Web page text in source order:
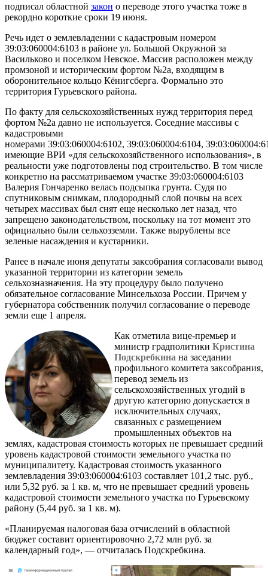
подписал областной закон о переводе этого участка тоже в
рекордно короткие сроки 19 июня.
Речь идет о землевладении с кадастровым номером
39:03:060004:6103 в районе ул. Большой Окружной за
Васильково и поселком Невское. Массив расположен между
промзоной и историческим фортом №2а, входящим в
оборонительное кольцо Кёнигсберга. Формально это
территория Гурьевского района.
По факту для сельскохозяйственных нужд территория перед
фортом №2а давно не используется. Соседние массивы с
кадастровыми
номерами 39:03:060004:6102, 39:03:060004:6104,
имеющие ВРИ «для сельскохозяйственного использования», в
реальности уже подготовлены под строительство. В том числе
конкретно на рассматриваемом участке 39:03:060004:6103
Валерия Гончаренко велась подсыпка грунта. Судя по
спутниковым снимкам, плодородный слой почвы на всех
четырех массивах был снят еще несколько лет назад, что
запрещено законодательством, поскольку на тот момент это
официально были сельхозземли. Также вырублены все
зеленые насаждения и кустарники.
Ранее в начале июня депутаты заксобрания согласовали вывод
указанной территории из категории земель
сельхозназначения. На эту процедуру было получено
обязательное согласование Минсельхоза России. Причем у
губернатора собственник получил согласование о переводе
земли еще 1 апреля.
Как отметила вице-премьер и
министр градполитики Кристина
Подскребкина на заседании
профильного комитета заксобрания,
перевод земель из
сельскохозяйственных угодий в
другую категорию допускается в
исключительных случаях,
связанных с размещением
промышленных объектов на
землях, кадастровая стоимость которых не превышает средний
уровень кадастровой стоимости земельного участка по
муниципалитету. Кадастровая стоимость указанного
землевладения 39:03:060004:6103 составляет 101,2 тыс. руб.,
или 5,32 руб. за 1 кв. м, что не превышает средний уровень
кадастровой стоимости земельного участка по Гурьевскому
району (5,44 руб. за 1 кв. м).
«Планируемая налоговая база отчислений в областной
бюджет составит ориентировочно 2,72 млн руб. за
календарный год», — отчиталась Подскребкина.